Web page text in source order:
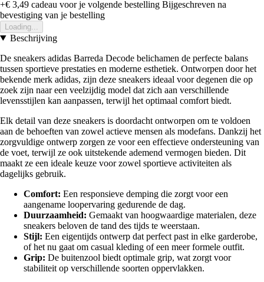
+€ 3,49 cadeau voor je volgende bestelling Bijgeschreven na
bevestiging van je bestelling
Loading...
Beschrijving
De sneakers adidas Barreda Decode belichamen de perfecte balans
tussen sportieve prestaties en moderne esthetiek. Ontworpen door het
bekende merk adidas, zijn deze sneakers ideaal voor degenen die op
zoek zijn naar een veelzijdig model dat zich aan verschillende
levensstijlen kan aanpassen, terwijl het optimaal comfort biedt.
Elk detail van deze sneakers is doordacht ontworpen om te voldoen
aan de behoeften van zowel actieve mensen als modefans. Dankzij het
zorgvuldige ontwerp zorgen ze voor een effectieve ondersteuning van
de voet, terwijl ze ook uitstekende ademend vermogen bieden. Dit
maakt ze een ideale keuze voor zowel sportieve activiteiten als
dagelijks gebruik.
Comfort: Een responsieve demping die zorgt voor een
aangename loopervaring gedurende de dag.
Duurzaamheid: Gemaakt van hoogwaardige materialen, deze
sneakers beloven de tand des tijds te weerstaan.
Stijl: Een eigentijds ontwerp dat perfect past in elke garderobe,
of het nu gaat om casual kleding of een meer formele outfit.
Grip: De buitenzool biedt optimale grip, wat zorgt voor
stabiliteit op verschillende soorten oppervlakken.